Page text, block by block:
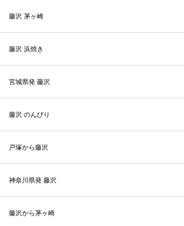
藤沢 茅ヶ崎
藤沢 浜焼き
宮城県発 藤沢
藤沢 のんびり
戸塚から藤沢
神奈川県発 藤沢
藤沢から茅ヶ崎